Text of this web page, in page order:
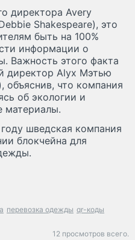
директора Avery
Shakespeare), это
быть на 100%
информации о
Важность этого факта
директор Alyx Мэтью
объяснив, что компания
об экологии и
материалы.
шведская компания
блокчейна для
перевозка одежды qr-коды
12 просмотров всего.